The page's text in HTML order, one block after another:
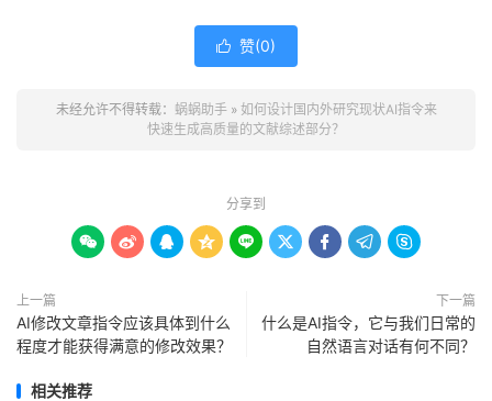
 赞(0)
未经允许不得转载： 蜗蜗助手» 如何设计国内外研究现状AI指令来
快速生成高质量的文献综述部分？
分享到
        
上一篇
AI修改文章指令应该具体到什么
程度才能获得满意的修改效果？
下一篇
什么是AI指令，它与我们日常的
自然语言对话有何不同？
相关推荐